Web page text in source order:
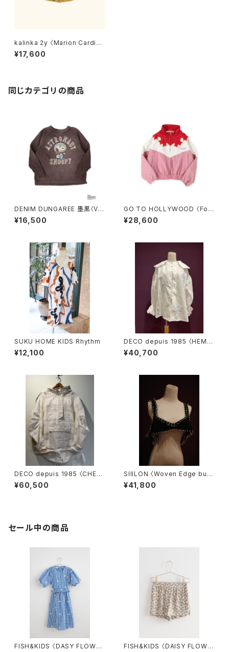
kalinka 2y 〈Marion Cardiga
n〉Sunbeam/Chestnut
¥17,600
同じカテゴリの商品
DENIM DUNGAREE 墨黒〈Vin
tage Cotton Jersey SNOO
PY ASTRONAUT Tee〉
¥16,500
GO TO HOLLYWOOD 〈Folk
lore Nylon Jacket〉RED
¥28,600
SUKU HOME KIDS Rhythm
¥12,100
DECO depuis 1985 〈HEMP
COTTON LACE SHIRTS〉
¥40,700
DECO depuis 1985 〈CHEC
K JQ JUMPER〉
¥60,500
SIIILON 〈Woven Edge bust
ier〉
¥41,800
セール中の商品
FISH&KIDS 〈DASY FLOWER
FISH&KIDS 〈DAISY FLOWE